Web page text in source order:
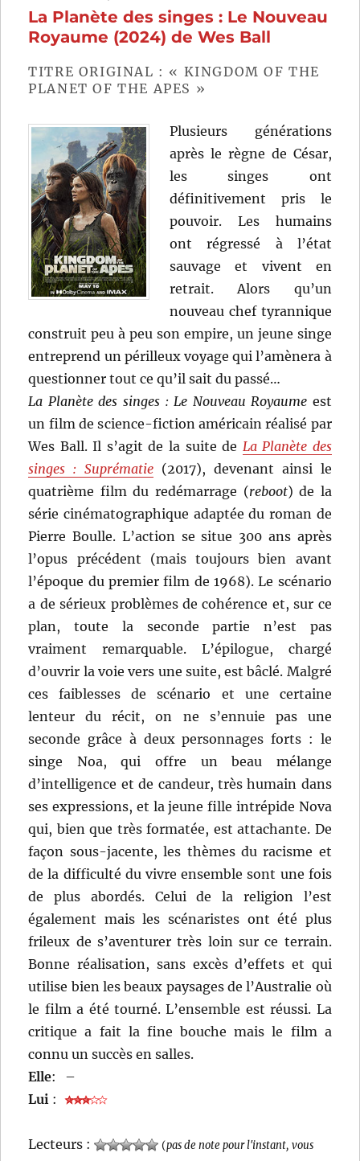
des
de
La Planète des singes : Le Nouveau
Royaume (2024) de Wes Ball
TITRE ORIGINAL : « KINGDOM OF THE
PLANET OF THE APES »
Plusieurs générations
après le règne de César,
les singes ont
définitivement pris le
pouvoir. Les humains
ont régressé à l’état
sauvage et vivent en
retrait. Alors qu’un
nouveau chef tyrannique
construit peu à peu son empire, un jeune singe
entreprend un périlleux voyage qui l’amènera à
questionner tout ce qu’il sait du passé…
La Planète des singes : Le Nouveau Royaume est
un film de science-fiction américain réalisé par
Wes Ball. Il s’agit de la suite de La Planète des
singes : Suprématie (2017), devenant ainsi le
quatrième film du redémarrage (reboot) de la
série cinématographique adaptée du roman de
Pierre Boulle. L’action se situe 300 ans après
l’opus précédent (mais toujours bien avant
l’époque du premier film de 1968). Le scénario
a de sérieux problèmes de cohérence et, sur ce
plan, toute la seconde partie n’est pas
vraiment remarquable. L’épilogue, chargé
d’ouvrir la voie vers une suite, est bâclé. Malgré
ces faiblesses de scénario et une certaine
lenteur du récit, on ne s’ennuie pas une
seconde grâce à deux personnages forts : le
singe Noa, qui offre un beau mélange
d’intelligence et de candeur, très humain dans
ses expressions, et la jeune fille intrépide Nova
qui, bien que très formatée, est attachante. De
façon sous-jacente, les thèmes du racisme et
de la difficulté du vivre ensemble sont une fois
de plus abordés. Celui de la religion l’est
également mais les scénaristes ont été plus
frileux de s’aventurer très loin sur ce terrain.
Bonne réalisation, sans excès d’effets et qui
utilise bien les beaux paysages de l’Australie où
le film a été tourné. L’ensemble est réussi. La
critique a fait la fine bouche mais le film a
connu un succès en salles.
Elle:
–
Lui :
Lecteurs : (pas de note pour l'instant, vous